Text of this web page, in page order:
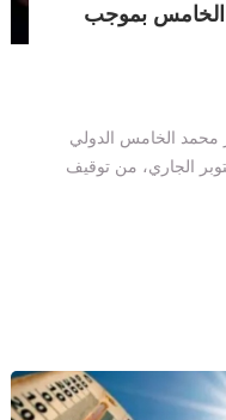
الخامس بموجب
الخامس الدولي
الدار البيضاء، يوم السبت 29 أكتوبر الجاري، من توقيف